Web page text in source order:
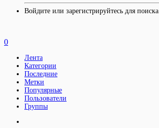
Войдите или зарегистрируйтесь для поиска.
0
Лента
Категории
Последние
Метки
Популярные
Пользователи
Группы